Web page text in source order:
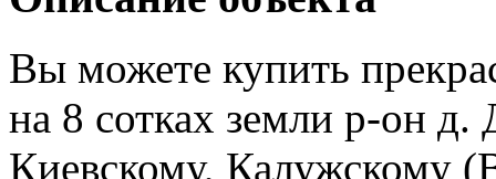
Вы можете купить
на 8 сотках земли р-он
Киевскому, Калужскому